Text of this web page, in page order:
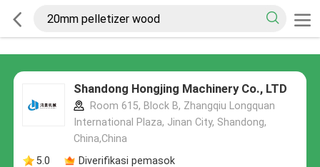
Shandong Hongjing Machinery Co., LTD
Room 615, Block B, Zhangqiu Longquan
International Plaza, Jinan City, Shandong,
China,China
5.0
Diverifikasi pemasok